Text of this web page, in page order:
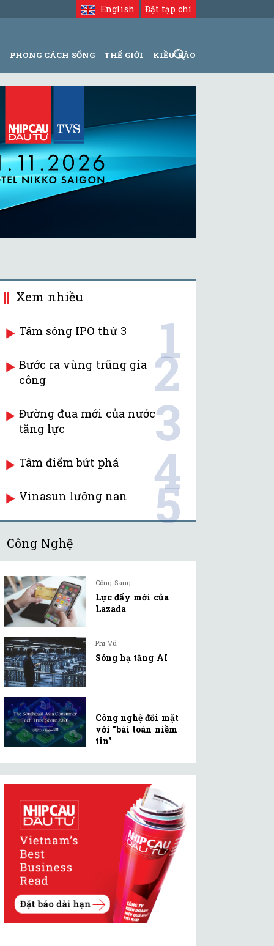
Đặt tạp chí
English
PHONG CÁCH SỐNG THẾ GIỚI KIỀU BÀO
Xem nhiều
Tâm sóng IPO thứ 3 1
Bước ra vùng trũng gia
công
2
Đường đua mới của nước
tăng lực
3
Tâm điểm bứt phá 4
Vinasun lưỡng nan 5
Công Nghệ
Công Sang
Lực đẩy mới của
Lazada
Phi Vũ
Sóng hạ tầng AI
Công nghệ đối mặt
với "bài toán niềm
tin"